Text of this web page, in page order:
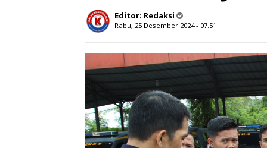
Editor: Redaksi
Rabu, 25 Desember 2024 - 07.51